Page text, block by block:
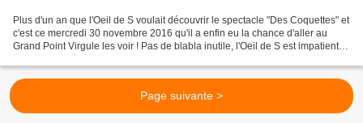
Plus d'un an que l'Oeil de S voulait découvrir le spectacle "Des Coquettes" et
c'est ce mercredi 30 novembre 2016 qu'il a enfin eu la chance d'aller au
Grand Point Virgule les voir ! Pas de blabla inutile, l'Oeil de S est impatient
Page suivante >